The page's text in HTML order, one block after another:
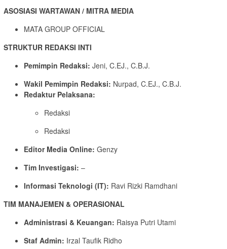
ASOSIASI WARTAWAN / MITRA MEDIA
MATA GROUP OFFICIAL
STRUKTUR REDAKSI INTI
Pemimpin Redaksi: Jeni, C.EJ., C.B.J.
Wakil Pemimpin Redaksi: Nurpad, C.EJ., C.B.J.
Redaktur Pelaksana:
Redaksi
Redaksi
Editor Media Online: Genzy
Tim Investigasi: –
Informasi Teknologi (IT): Ravi Rizki Ramdhani
TIM MANAJEMEN & OPERASIONAL
Administrasi & Keuangan: Raisya Putri Utami
Staf Admin: Irzal Taufik Ridho